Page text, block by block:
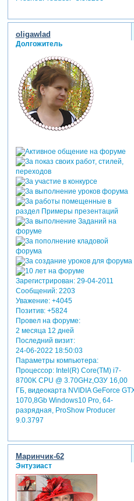
oligawlad
Долгожитель
Зарегистрирован: 29-04-2011
Сообщений:2203
Уважение: +4045
Позитив: +5824
Провел на форуме:
2 месяца 12 дней
Последний визит:
24-06-2022 18:50:03
Параметры компьютера:
Процессор: Intel(R) Core(TM) i7-
8700K CPU @ 3.70GHz,ОЗУ 16,00
ГБ, видеокарта NVIDIA GeForce
1070,8Gb Windows10 Pro, 64-
разрядная, ProShow Producer
9.0.3797
Маринчик-62
Энтузиаст